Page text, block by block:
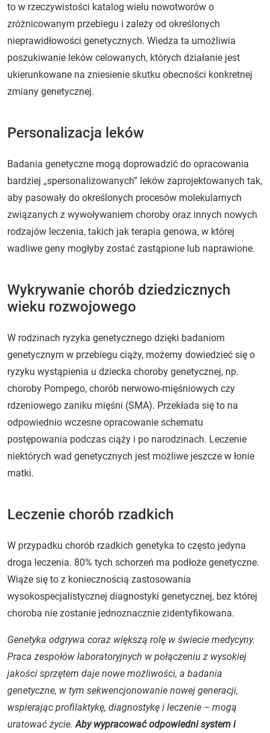
to w rzeczywistości katalog wielu nowotworów o
zróżnicowanym przebiegu i zależy od określonych
nieprawidłowości genetycznych. Wiedza ta umożliwia
poszukiwanie leków celowanych, których działanie jest
ukierunkowane na zniesienie skutku obecności konkretnej
zmiany genetycznej.
Personalizacja leków
Badania genetyczne mogą doprowadzić do opracowania
bardziej „spersonalizowanych” leków zaprojektowanych tak,
aby pasowały do określonych procesów molekularnych
związanych z wywoływaniem choroby oraz innych nowych
rodzajów leczenia, takich jak terapia genowa, w której
wadliwe geny mogłyby zostać zastąpione lub naprawione.
Wykrywanie chorób dziedzicznych
wieku rozwojowego
W rodzinach ryzyka genetycznego dzięki badaniom
genetycznym w przebiegu ciąży, możemy dowiedzieć się o
ryzyku wystąpienia u dziecka choroby genetycznej, np.
choroby Pompego, chorób nerwowo-mięśniowych czy
rdzeniowego zaniku mięśni (SMA). Przekłada się to na
odpowiednio wczesne opracowanie schematu
postępowania podczas ciąży i po narodzinach. Leczenie
niektórych wad genetycznych jest możliwe jeszcze w łonie
matki.
Leczenie chorób rzadkich
W przypadku chorób rzadkich genetyka to często jedyna
droga leczenia. 80% tych schorzeń ma podłoże genetyczne.
Wiąże się to z koniecznością zastosowania
wysokospecjalistycznej diagnostyki genetycznej, bez której
choroba nie zostanie jednoznacznie zidentyfikowana.
Genetyka odgrywa coraz większą rolę w świecie medycyny.
Praca zespołów laboratoryjnych w połączeniu z wysokiej
jakości sprzętem daje nowe możliwości, a badania
genetyczne, w tym sekwencjonowanie nowej generacji,
wspierając profilaktykę, diagnostykę i leczenie – mogą
uratować życie. Aby wypracować odpowiedni system i